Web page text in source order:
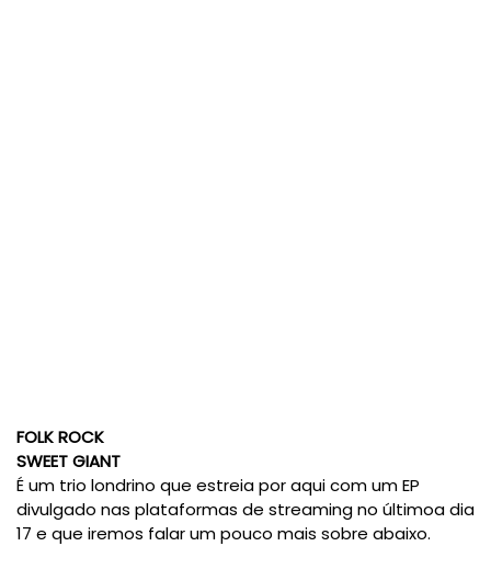
FOLK ROCK
SWEET GIANT
É um trio londrino que estreia por aqui com um EP
divulgado nas plataformas de streaming no últimoa dia
17 e que iremos falar um pouco mais sobre abaixo.